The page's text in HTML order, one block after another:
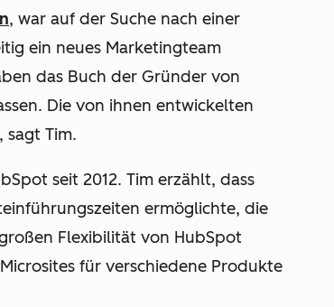
, war auf der Suche nach einer
ein neues Marketingteam
das Buch der Gründer von
Die von ihnen entwickelten
sagt Tim.
seit 2012. Tim erzählt, dass
ermöglichte, die
Flexibilität von HubSpot
für verschiedene Produkte